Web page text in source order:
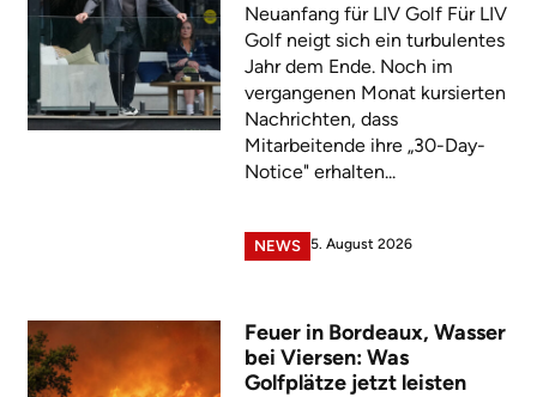
Neuanfang für LIV Golf Für LIV
Golf neigt sich ein turbulentes
Jahr dem Ende. Noch im
vergangenen Monat kursierten
Nachrichten, dass
Mitarbeitende ihre „30-Day-
Notice" erhalten...
NEWS 5. August 2026
Feuer in Bordeaux, Wasser
bei Viersen: Was
Golfplätze jetzt leisten